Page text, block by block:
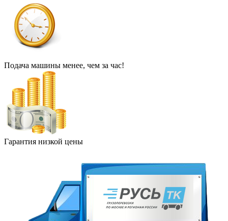
Подача машины менее, чем за час!
Гарантия низкой цены